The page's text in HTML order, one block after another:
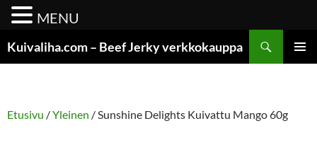
sisältöön
Kuivaliha.com – Beef Jerky verkkokauppa
Etusivu /Yleinen / Sunshine Delights Kuivattu Mango 60g
MENU